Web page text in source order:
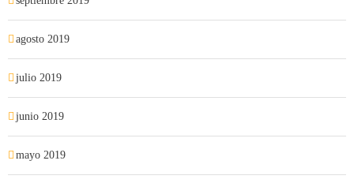
agosto 2019
julio 2019
junio 2019
mayo 2019